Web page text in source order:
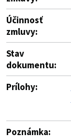
Účinnosť
zmluvy:
Stav
dokumentu:
Prílohy:
Poznámka: